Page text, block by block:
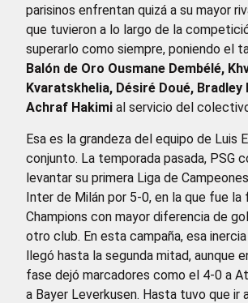
parisinos enfrentan quizá a su mayor
que tuvieron a lo largo de la
superarlo como siempre, poniendo el
Balón de Oro Ousmane Dembélé,
Kvaratskhelia, Désiré Doué, Bradley
Achraf Hakimi al servicio del
Esa es la grandeza del equipo de Luis
conjunto. La temporada pasada, PSG
levantar su primera Liga de
Inter de Milán por 5-0, en la que fue la
Champions con mayor diferencia de
otro club. En esta campaña, esa
llegó hasta la segunda mitad, aunque
fase dejó marcadores como el 4-0 a
a Bayer Leverkusen. Hasta tuvo que ir